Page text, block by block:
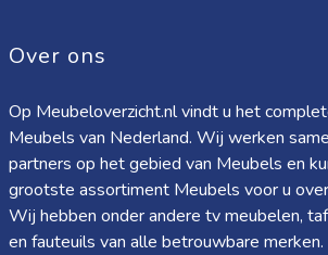
Over ons
Op Meubeloverzicht.nl vindt u het
Meubels van Nederland. Wij werken
partners op het gebied van Meubels en
grootste assortiment Meubels voor u
Wij hebben onder andere tv meubelen,
en fauteuils van alle betrouwbare merken.